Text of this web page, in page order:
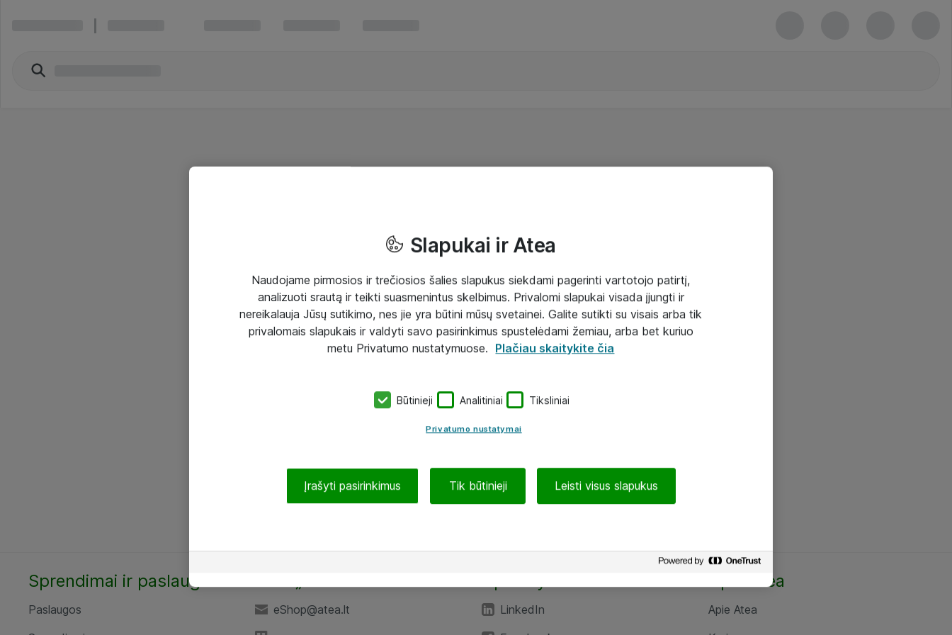
Sprendimai ir paslaugos
Paslaugos
eShop@atea.lt
LinkedIn
Apie Atea
Apie Atea
Slapukai ir Atea
Naudojame pirmosios ir trečiosios šalies slapukus siekdami pagerinti vartotojo patirtį,
analizuoti srautą ir teikti suasmenintus skelbimus. Privalomi slapukai visada įjungti ir
nereikalauja Jūsų sutikimo, nes jie yra būtini mūsų svetainei. Galite sutikti su visais arba tik
privalomais slapukais ir valdyti savo pasirinkimus spustelėdami žemiau, arba bet kuriuo
metu Privatumo nustatymuose. Plačiau skaitykite čia
Būtinieji Analitiniai Tiksliniai
Privatumo nustatymai
Įrašyti pasirinkimus Tik būtinieji Leisti visus slapukus